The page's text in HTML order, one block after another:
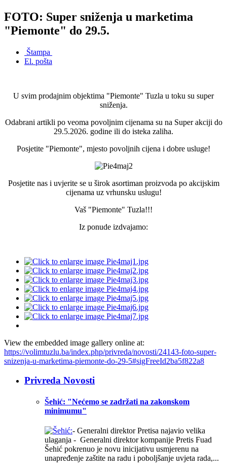
FOTO: Super sniženja u marketima
"Piemonte" do 29.5.
Štampa
El. pošta
U svim prodajnim objektima "Piemonte" Tuzla u toku su super
sniženja.
Odabrani artikli po veoma povoljnim cijenama su na Super akciji do
29.5.2026. godine ili do isteka zaliha.
Posjetite "Piemonte", mjesto povoljnih cijena i dobre usluge!
Posjetite nas i uvjerite se u širok asortiman proizvoda po akcijskim
cijenama uz vrhunsku uslugu!
Vaš "Piemonte" Tuzla!!!
Iz ponude izdvajamo:
View the embedded image gallery online at:
https://volimtuzlu.ba/index.php/privreda/novosti/24143-foto-super-
snizenja-u-marketima-piemonte-do-29-5#sigFreeId2ba5f822a8
Privreda Novosti
Šehić: "Nećemo se zadržati na zakonskom
minimumu"
- Generalni direktor Pretisa najavio velika
ulaganja - Generalni direktor kompanije Pretis Fuad
Šehić pokrenuo je novu inicijativu usmjerenu na
unapređenje zaštite na radu i poboljšanje uvjeta rada,...